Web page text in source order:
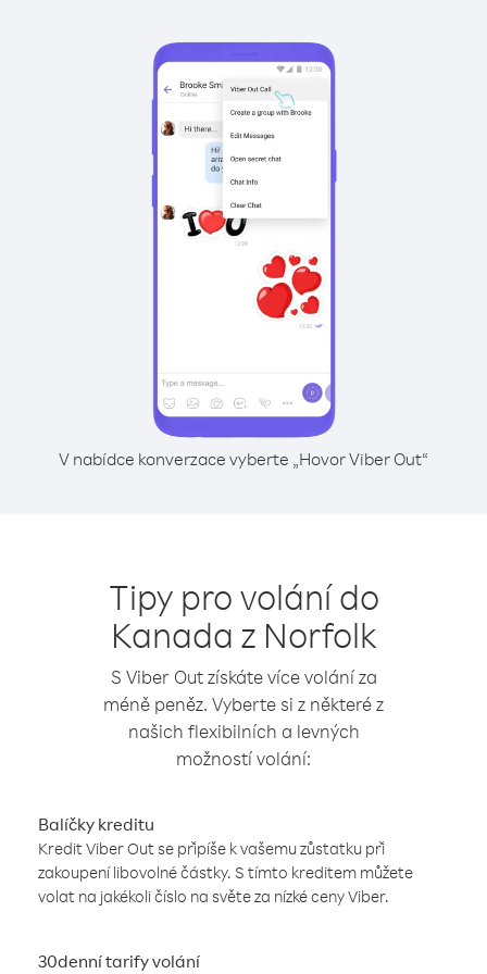
V nabídce konverzace vyberte „Hovor Viber Out“
Tipy pro volání do
Kanada z Norfolk
S Viber Out získáte více volání za
méně peněz. Vyberte si z některé z
našich flexibilních a levných
možností volání:
Balíčky kreditu
Kredit Viber Out se připíše k vašemu zůstatku při
zakoupení libovolné částky. S tímto kreditem můžete
volat na jakékoli číslo na světe za nízké ceny Viber.
30denní tarify volání